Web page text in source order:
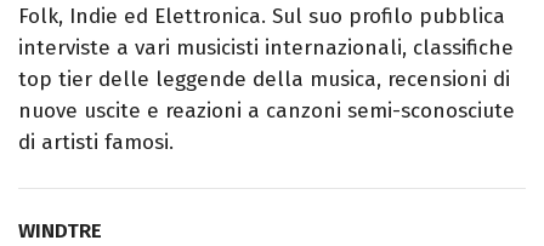
Folk, Indie ed Elettronica. Sul suo profilo pubblica
interviste a vari musicisti internazionali, classifiche
top tier delle leggende della musica, recensioni di
nuove uscite e reazioni a canzoni semi-sconosciute
di artisti famosi.
WINDTRE